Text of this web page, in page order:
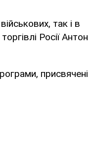
так і в
Росії Антон
присвячені